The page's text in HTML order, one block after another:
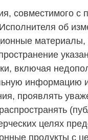
совместимого
об
материалы,
включая
информацию
проявлять
целях
продукты с